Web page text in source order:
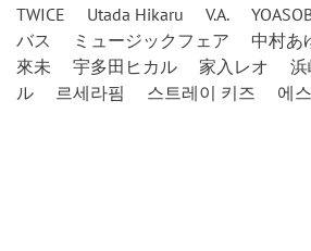
TWICE
Utada Hikaru V.A.
バス
ミュージックフェア 中村あ
來未
宇多田ヒカル 家入レオ
ル
르세라핌 스트레이 키즈 에